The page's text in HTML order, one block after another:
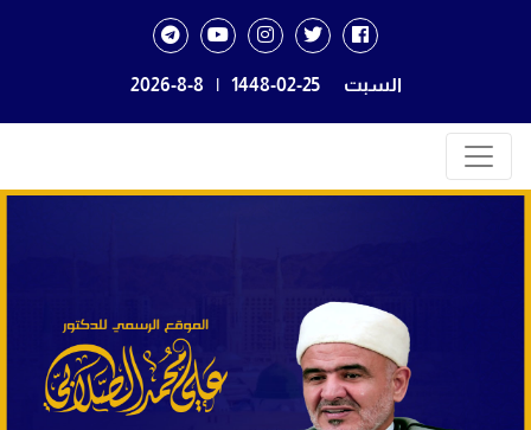
السبت 1448-02-25
|
2026-8-8